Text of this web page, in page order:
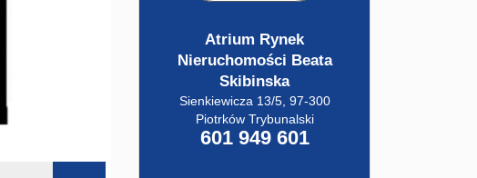
Atrium Rynek
Nieruchomości Beata
Skibinska
Sienkiewicza 13/5, 97-300
Piotrków Trybunalski
601 949 601